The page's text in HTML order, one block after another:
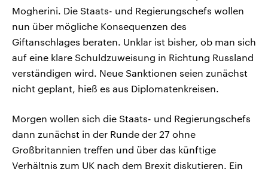
Mogherini. Die Staats- und Regierungschefs wollen
nun über mögliche Konsequenzen des
Giftanschlages beraten. Unklar ist bisher, ob man sich
auf eine klare Schuldzuweisung in Richtung Russland
verständigen wird. Neue Sanktionen seien zunächst
nicht geplant, hieß es aus Diplomatenkreisen.
Morgen wollen sich die Staats- und Regierungschefs
dann zunächst in der Runde der 27 ohne
Großbritannien treffen und über das künftige
Verhältnis zum UK nach dem Brexit diskutieren. Ein